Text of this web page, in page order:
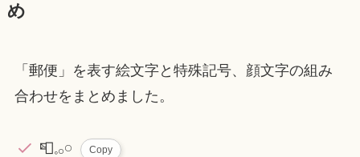
め
「郵便」を表す絵文字と特殊記号、顔文字の組み
合わせをまとめました。
📮𓈒𓂂𓏸 Copy